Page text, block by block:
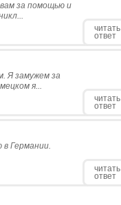
за помощью и
читать
ответ
Я замужем за
я...
читать
ответ
Германии.
читать
ответ